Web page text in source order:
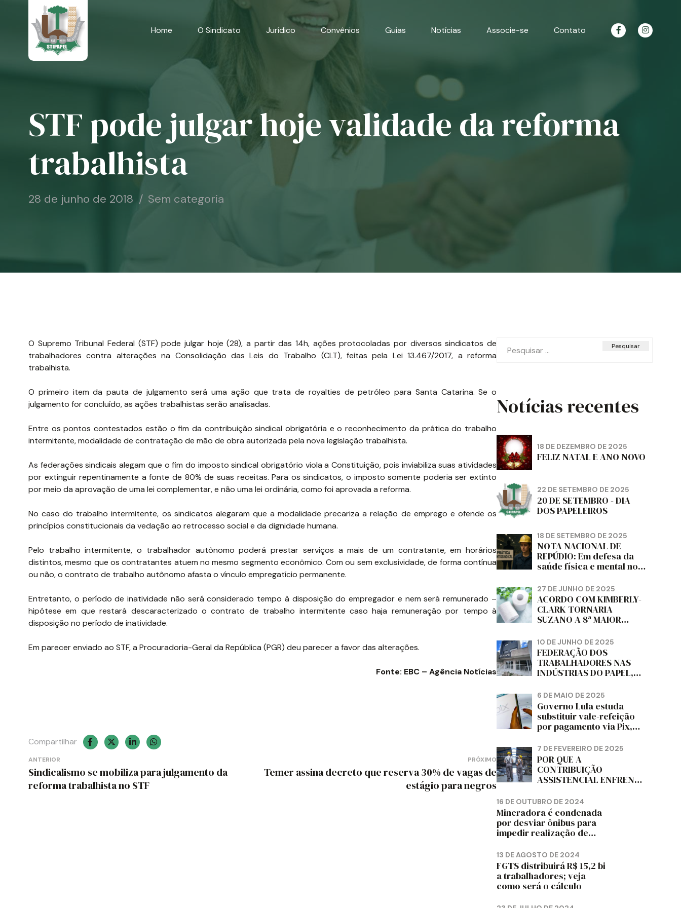
Home O Sindicato Jurídico Convênios Guias Notícias Associe-se Contato
STF pode julgar hoje validade da reforma
trabalhista
28 de junho de 2018 Sem categoria
O Supremo Tribunal Federal (STF) pode julgar hoje (28), a partir das 14h, ações protocoladas por diversos sindicatos de
trabalhadores contra alterações na Consolidação das Leis do Trabalho (CLT), feitas pela Lei 13.467/2017, a reforma
trabalhista.
O primeiro item da pauta de julgamento será uma ação que trata de royalties de petróleo para Santa Catarina. Se o
julgamento for concluído, as ações trabalhistas serão analisadas.
Entre os pontos contestados estão o fim da contribuição sindical obrigatória e o reconhecimento da prática do trabalho
intermitente, modalidade de contratação de mão de obra autorizada pela nova legislação trabalhista.
As federações sindicais alegam que o fim do imposto sindical obrigatório viola a Constituição, pois inviabiliza suas atividades
por extinguir repentinamente a fonte de 80% de suas receitas. Para os sindicatos, o imposto somente poderia ser extinto
por meio da aprovação de uma lei complementar, e não uma lei ordinária, como foi aprovada a reforma.
No caso do trabalho intermitente, os sindicatos alegaram que a modalidade precariza a relação de emprego e ofende os
princípios constitucionais da vedação ao retrocesso social e da dignidade humana.
Pelo trabalho intermitente, o trabalhador autônomo poderá prestar serviços a mais de um contratante, em horários
distintos, mesmo que os contratantes atuem no mesmo segmento econômico. Com ou sem exclusividade, de forma contínua
ou não, o contrato de trabalho autônomo afasta o vínculo empregatício permanente.
Entretanto, o período de inatividade não será considerado tempo à disposição do empregador e nem será remunerado –
hipótese em que restará descaracterizado o contrato de trabalho intermitente caso haja remuneração por tempo à
disposição no período de inatividade.
Em parecer enviado ao STF, a Procuradoria-Geral da República (PGR) deu parecer a favor das alterações.
Fonte: EBC – Agência Notícias
Compartilhar
Navegação
de
ANTERIOR
Sindicalismo se mobiliza para julgamento da
reforma trabalhista no STF
PRÓXIMO
Temer assina decreto que reserva 30% de vagas de
estágio para negros
por:
Notícias recentes
18 DE DEZEMBRO DE 2025
FELIZ NATAL E ANO NOVO
22 DE SETEMBRO DE 2025
20 DE SETEMBRO - DIA
DOS PAPELEIROS
18 DE SETEMBRO DE 2025
NOTA NACIONAL DE
REPÚDIO: Em defesa da
saúde física e mental no
da dignidade sindical.
27 DE JUNHO DE 2025
ACORDO COM KIMBERLY-
CLARK TORNARIA
SUZANO A 8ª MAIOR
HIGIÊNICO DO MUNDO,
DIZ FITCH
10 DE JUNHO DE 2025
FEDERAÇÃO DOS
TRABALHADORES NAS
INDÚSTRIAS DO PAPEL,
CORTIÇA E ARTEFATOS
DE PAPEL DO ESTADO DO
PARANÁ – FETRAPEL-PR
6 DE MAIO DE 2025
Governo Lula estuda
substituir vale-refeição
por pagamento via Pix,
7 DE FEVEREIRO DE 2025
POR QUE A
CONTRIBUIÇÃO
ASSISTENCIAL ENFRENTA
TRABALHADORES?
16 DE OUTUBRO DE 2024
Mineradora é condenada
por desviar ônibus para
impedir realização de
13 DE AGOSTO DE 2024
FGTS distribuirá R$ 15,2 bi
a trabalhadores; veja
como será o cálculo